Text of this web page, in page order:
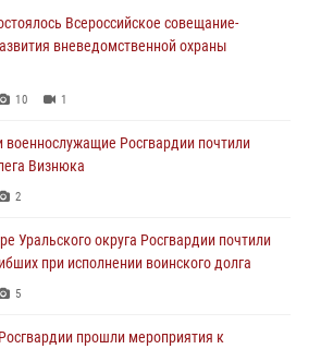
Всероссийское совещание-
вневедомственной охраны
10 1
военнослужащие Росгвардии почтили
Визнюка
2
Уральского округа Росгвардии почтили
при исполнении воинского долга
5
прошли мероприятия к